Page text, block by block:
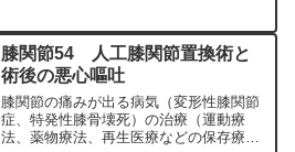
専門医（人工関節手術を専門）の塗山正
宏が色々と説明します。
膝関節54 人工膝関節置換術と
術後の悪心嘔吐
膝関節の痛みが出る病気（変形性膝関節
症、特発性膝骨壊死）の治療（運動療
法、薬物療法、再生医療などの保存療